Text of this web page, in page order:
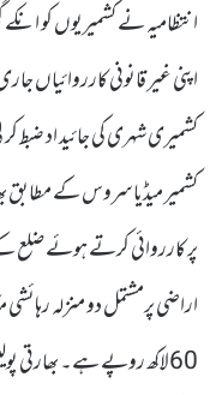
انتظامیہ نے کشمیریوں کو
اپنی غیر قانونی کارروائیاں
کشمیری شہری کی جائید اد ضبط
کشمیر میڈیا سروس کے مطابق
پر کارروائی کرتے ہوئے ضلع
اراضی پرمشتمل دو منزلہ
60لاکھ روپے ہے۔